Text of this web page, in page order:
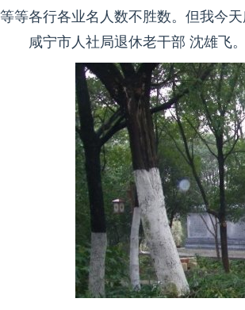
等等各行各业名人数不胜数。但我今
咸宁市人社局退休老干部 沈雄飞。